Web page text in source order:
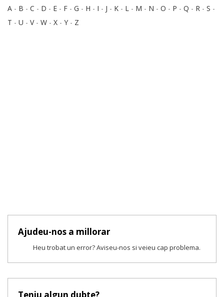
A - B - C - D - E - F - G - H - I - J - K - L - M - N - O - P - Q - R - S -
T - U - V- W - X - Y - Z
Ajudeu-nos a millorar
Heu trobat un error? Aviseu-nos si veieu cap problema.